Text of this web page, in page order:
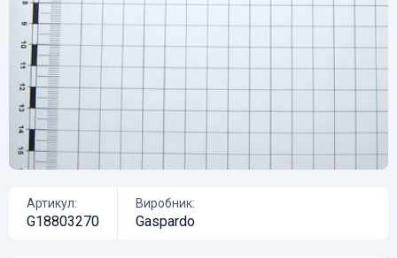
Артикул:
G18803270
Виробник:
Gaspardo